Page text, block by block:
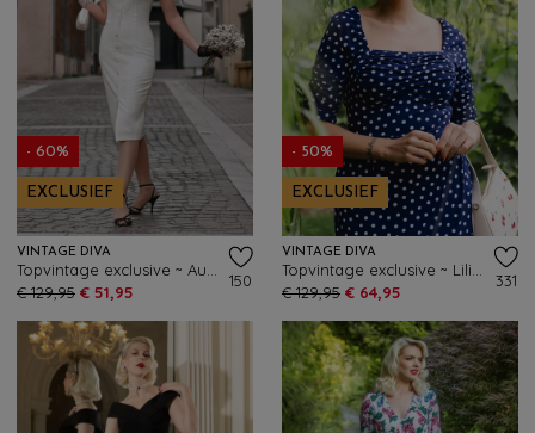
- 60%
EXCLUSIEF
VINTAGE DIVA
€ 129,95 € 51,95
150
- 50%
EXCLUSIEF
VINTAGE DIVA
€ 129,95 € 64,95
331